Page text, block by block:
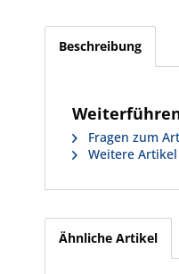
Beschreibung
Fragen zum
Weitere Artikel
Ähnliche Artikel